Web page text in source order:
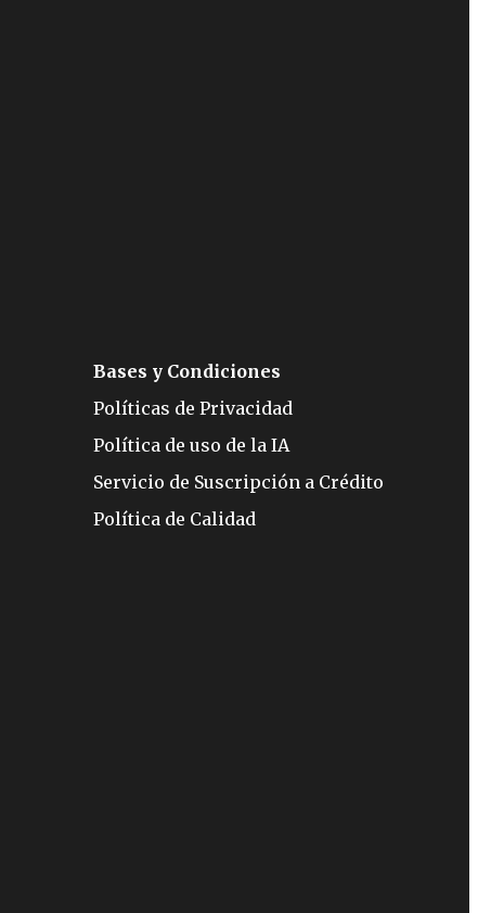
Bases y Condiciones
Políticas de Privacidad
Política de uso de la IA
Servicio de Suscripción a Crédito
Política de Calidad